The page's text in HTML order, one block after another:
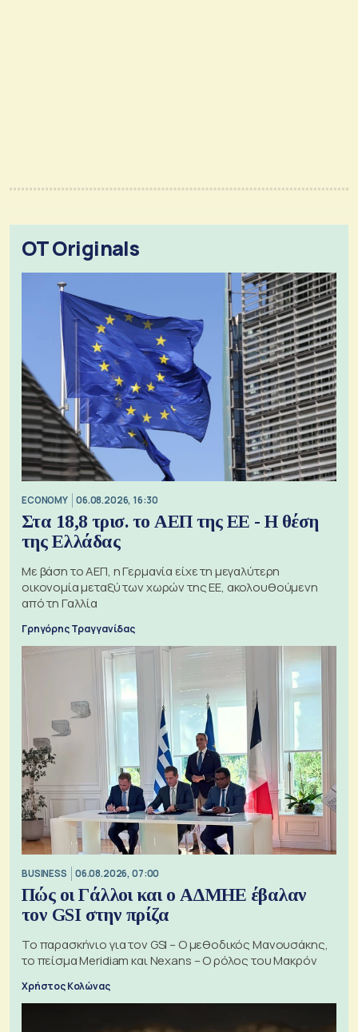
OT Originals
ECONOMY 06.08.2026, 16:30
Στα 18,8 τρισ. το ΑΕΠ της ΕΕ - Η θέση
της Ελλάδας
Με βάση το ΑΕΠ, η Γερμανία είχε τη μεγαλύτερη
οικονομία μεταξύ των χωρών της ΕΕ, ακολουθούμενη
από τη Γαλλία
Γρηγόρης Τραγγανίδας
BUSINESS 06.08.2026, 07:00
Πώς οι Γάλλοι και ο ΑΔΜΗΕ έβαλαν
τον GSI στην πρίζα
Το παρασκήνιο για τον GSI – Ο μεθοδικός Μανουσάκης,
το πείσμα Meridiam και Nexans – Ο ρόλος του Μακρόν
Χρήστος Κολώνας